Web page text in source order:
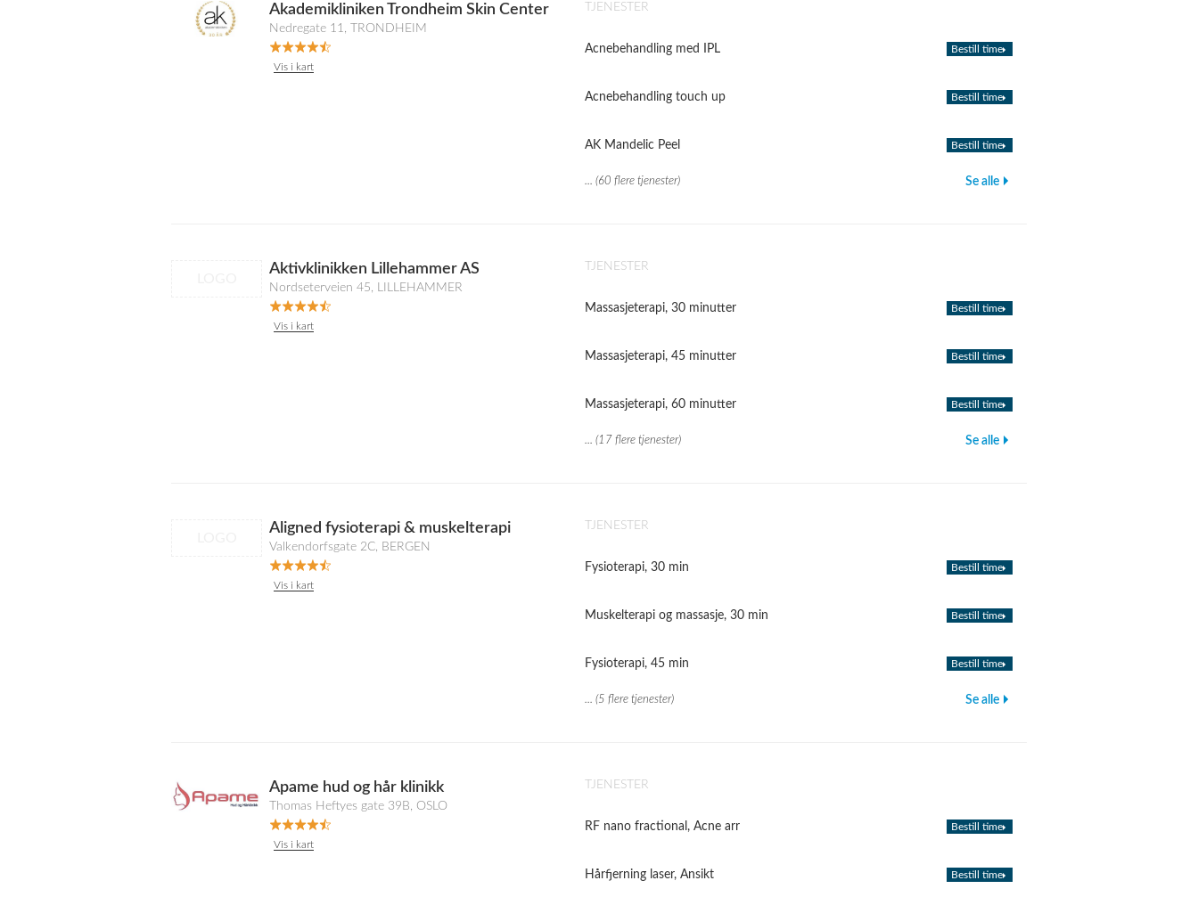
Akademikliniken Trondheim Skin Center
Nedregate 11, TRONDHEIM
Vis i kart
TJENESTER
Acnebehandling med IPL Bestill time
Acnebehandling touch up Bestill time
AK Mandelic Peel Bestill time
... (60 flere tjenester) Se alle
Aktivklinikken Lillehammer AS
Nordseterveien 45, LILLEHAMMER
Vis i kart
TJENESTER
Massasjeterapi, 30 minutter Bestill time
Massasjeterapi, 45 minutter Bestill time
Massasjeterapi, 60 minutter Bestill time
... (17 flere tjenester) Se alle
Aligned fysioterapi & muskelterapi
Valkendorfsgate 2C, BERGEN
Vis i kart
TJENESTER
Fysioterapi, 30 min Bestill time
Muskelterapi og massasje, 30 min Bestill time
Fysioterapi, 45 min Bestill time
... (5 flere tjenester) Se alle
Apame hud og hår klinikk
Thomas Heftyes gate 39B, OSLO
Vis i kart
TJENESTER
RF nano fractional, Acne arr Bestill time
Hårfjerning laser, Ansikt Bestill time